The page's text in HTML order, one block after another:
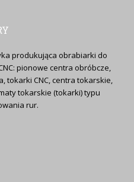
produkująca obrabiarki do
pionowe centra obróbcze,
tokarki CNC, centra tokarskie,
tokarskie (tokarki) typu
rur.